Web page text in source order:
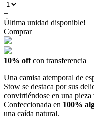
+
Última unidad disponible!
Comprar
10% offcon transferencia
Una camisa atemporal de
Stow se destaca por sus
convirtiéndose en una
Confeccionada en 100%
una caída natural.